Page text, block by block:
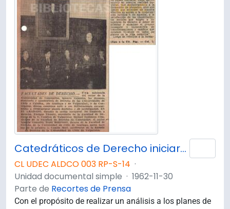
Catedráticos de Derecho iniciaron deliberaciones.
CL UDEC ALDCO 003 RP-S-14 ·
Unidad documental simple · 1962-11-30
Parte de Recortes de Prensa
Con el propósito de realizar un análisis a los planes de